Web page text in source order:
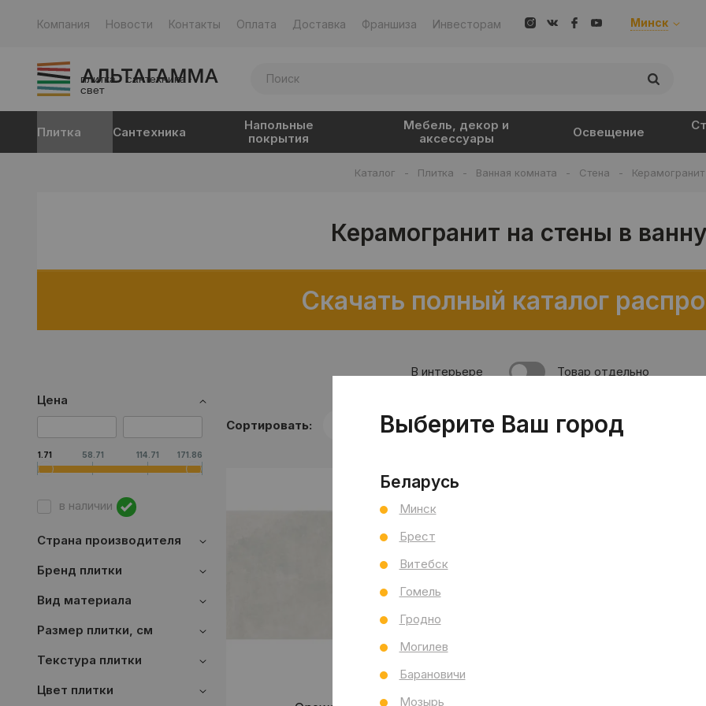
Компания Новости Контакты Оплата Доставка Франшиза Инвесторам Минск
плитка · сантехника ·
свет
Плитка Сантехника
Напольные
покрытия
Мебель, декор и
аксессуары
Освещение
Каталог - Плитка - Ванная комната - Стена - Керамогранит
Керамогранит на стены в
Скачать полный каталог
В интерьере Товар отдельно
Цена
1.71 58.71 114.71 171.86
в наличии
Страна производителя
Бренд плитки
Вид материала
Размер плитки, см
Текстура плитки
Цвет плитки
Сортировать: по умолчанию
Выберите Ваш город
Беларусь
Минск
Брест
Витебск
Гомель
Гродно
Могилев
Барановичи
Мозырь